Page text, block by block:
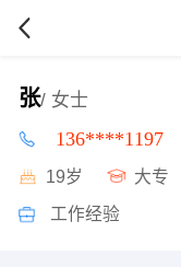
张/ 女士
136****1197
19岁 大专
工作经验